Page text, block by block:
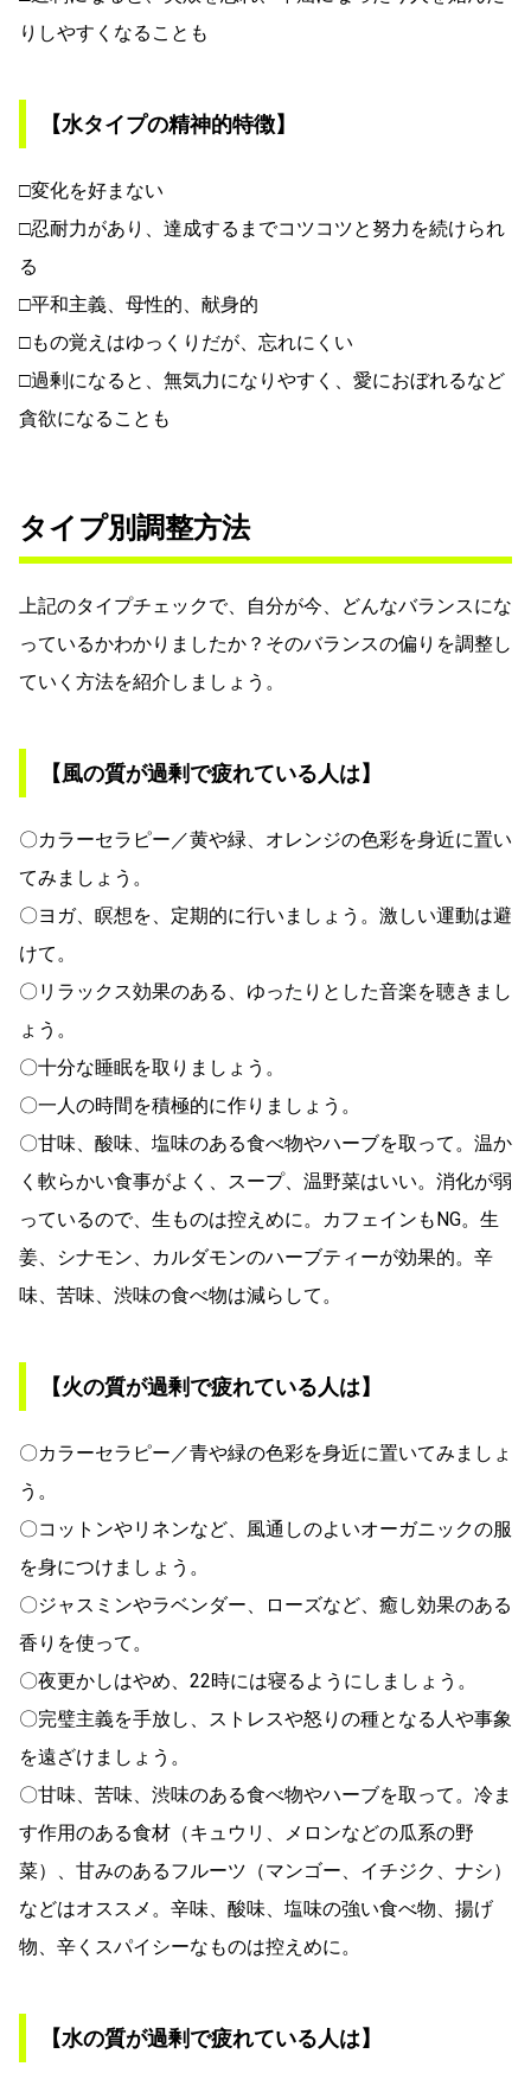
りしやすくなることも
【水タイプの精神的特徴】
□変化を好まない
□忍耐力があり、達成するまでコツコツと努力を続けられ
る
□平和主義、母性的、献身的
□もの覚えはゆっくりだが、忘れにくい
□過剰になると、無気力になりやすく、愛におぼれるなど
貪欲になることも
タイプ別調整方法
上記のタイプチェックで、自分が今、どんなバランスにな
っているかわかりましたか？そのバランスの偏りを調整し
ていく方法を紹介しましょう。
【風の質が過剰で疲れている人は】
〇カラーセラピー／黄や緑、オレンジの色彩を身近に置い
てみましょう。
〇ヨガ、瞑想を、定期的に行いましょう。激しい運動は避
けて。
〇リラックス効果のある、ゆったりとした音楽を聴きまし
ょう。
〇十分な睡眠を取りましょう。
〇一人の時間を積極的に作りましょう。
〇甘味、酸味、塩味のある食べ物やハーブを取って。温か
く軟らかい食事がよく、スープ、温野菜はいい。消化が弱
っているので、生ものは控えめに。カフェインもNG。生
姜、シナモン、カルダモンのハーブティーが効果的。辛
味、苦味、渋味の食べ物は減らして。
【火の質が過剰で疲れている人は】
〇カラーセラピー／青や緑の色彩を身近に置いてみましょ
う。
〇コットンやリネンなど、風通しのよいオーガニックの服
を身につけましょう。
〇ジャスミンやラベンダー、ローズなど、癒し効果のある
香りを使って。
〇夜更かしはやめ、22時には寝るようにしましょう。
〇完璧主義を手放し、ストレスや怒りの種となる人や事象
を遠ざけましょう。
〇甘味、苦味、渋味のある食べ物やハーブを取って。冷ま
す作用のある食材（キュウリ、メロンなどの瓜系の野
菜）、甘みのあるフルーツ（マンゴー、イチジク、ナシ）
などはオススメ。辛味、酸味、塩味の強い食べ物、揚げ
物、辛くスパイシーなものは控えめに。
【水の質が過剰で疲れている人は】